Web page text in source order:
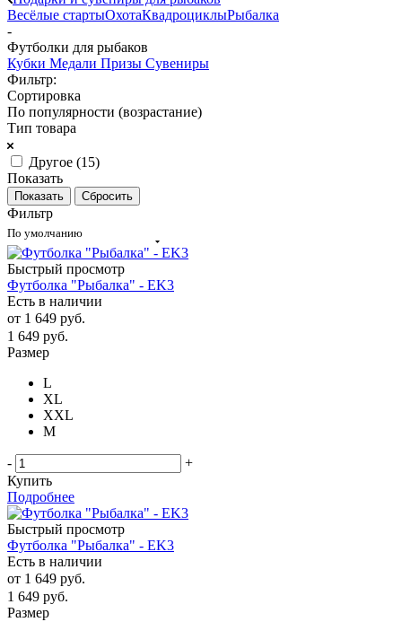
Весёлые стартыОхотаКвадроциклыРыбалка
-
Футболки для рыбаков
Кубки Медали Призы Сувениры
Фильтр:
Сортировка
По популярности (возрастание)
Тип товара
Другое (15)
Показать
Сбросить
Фильтр
По умолчанию
Быстрый просмотр
Футболка "Рыбалка" - EK3
Есть в наличии
от 1 649 руб.
1 649 руб.
Размер
L
XL
XXL
М
-
+
Купить
Подробнее
Быстрый просмотр
Футболка "Рыбалка" - EK3
Есть в наличии
от 1 649 руб.
1 649 руб.
Размер